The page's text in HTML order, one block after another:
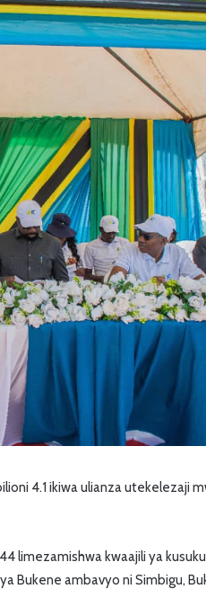
4.1 ikiwa ulianza utekelezaji
limezamishwa kwaajili ya
Bukene ambavyo ni Simbigu,